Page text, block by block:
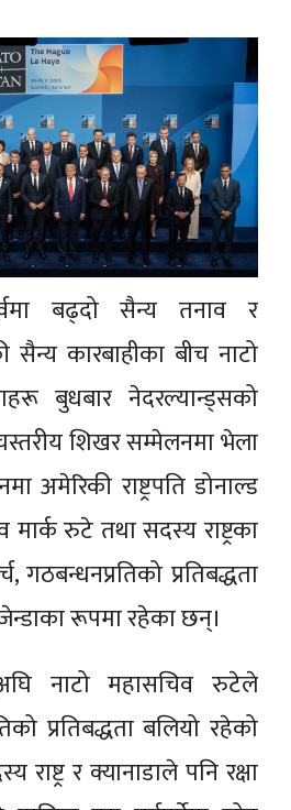
बढ्दो सैन्य तनाव र
सैन्य कारबाहीका बीच नाटो
बुधबार नेदरल्यान्ड्सको
शिखर सम्मेलनमा भेला
अमेरिकी राष्ट्रपति डोनाल्ड
मार्क रुटे तथा सदस्य राष्ट्रका
गठबन्धनप्रतिको प्रतिबद्धता
रूपमा रहेका छन्।
नाटो महासचिव रुटेले
प्रतिबद्धता बलियो रहेको
र क्यानाडाले पनि रक्षा